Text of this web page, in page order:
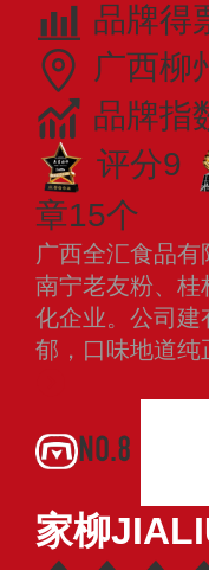
品牌得
广西柳
品牌指
评分9
章15个
广西全汇食品
南宁老友粉、桂
化企业。公司建
郁，口味地道
NO.8
家柳